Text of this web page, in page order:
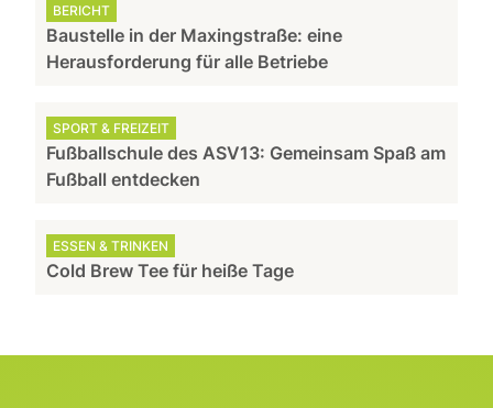
BERICHT
Baustelle in der Maxingstraße: eine
Herausforderung für alle Betriebe
SPORT & FREIZEIT
Fußballschule des ASV13: Gemeinsam Spaß am
Fußball entdecken
ESSEN & TRINKEN
Cold Brew Tee für heiße Tage